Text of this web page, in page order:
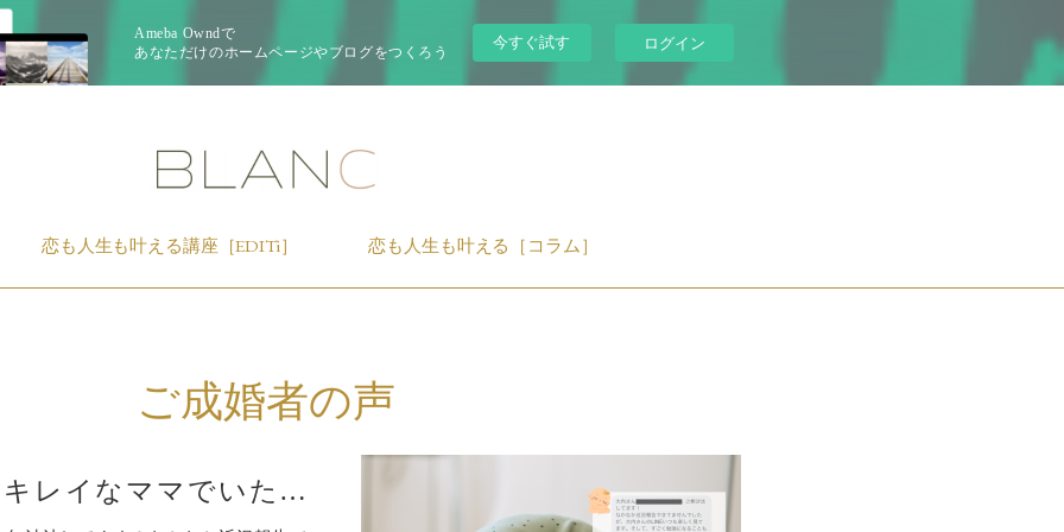
Ameba Owndで
あなただけのホームページやブログをつくろう
今すぐ試す ログイン
恋も人生も叶える講座［EDITi］ 恋も人生も叶える［コラム］
ご成婚者の声
子供にとってもキレイなママでいたい♡結婚2年目